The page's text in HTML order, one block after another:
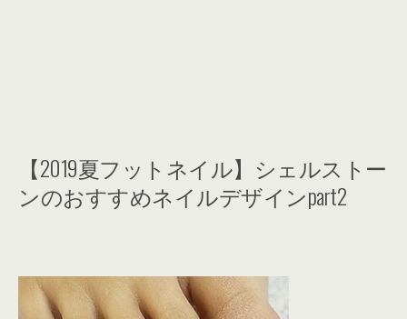
【2019夏フットネイル】シェルストー
ンのおすすめネイルデザインpart2